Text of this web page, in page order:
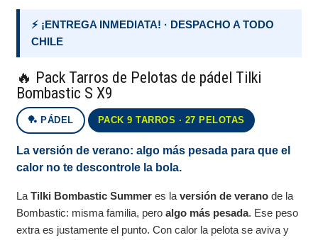
⚡ ¡ENTREGA INMEDIATA! · DESPACHO A TODO
CHILE
🔥 Pack Tarros de Pelotas de pádel Tilki
Bombastic S X9
🏓 PÁDEL PACK 9 TARROS · 27 PELOTAS
La versión de verano: algo más pesada para que el
calor no te descontrole la bola.
LaTilki Bombastic Summer es laversión de verano de la
Bombastic: misma familia, peroalgo más pesada. Ese peso
extra es justamente el punto. Con calor la pelota se aviva y